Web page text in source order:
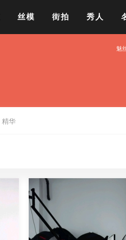
丝模 街拍 秀人
魅
精华